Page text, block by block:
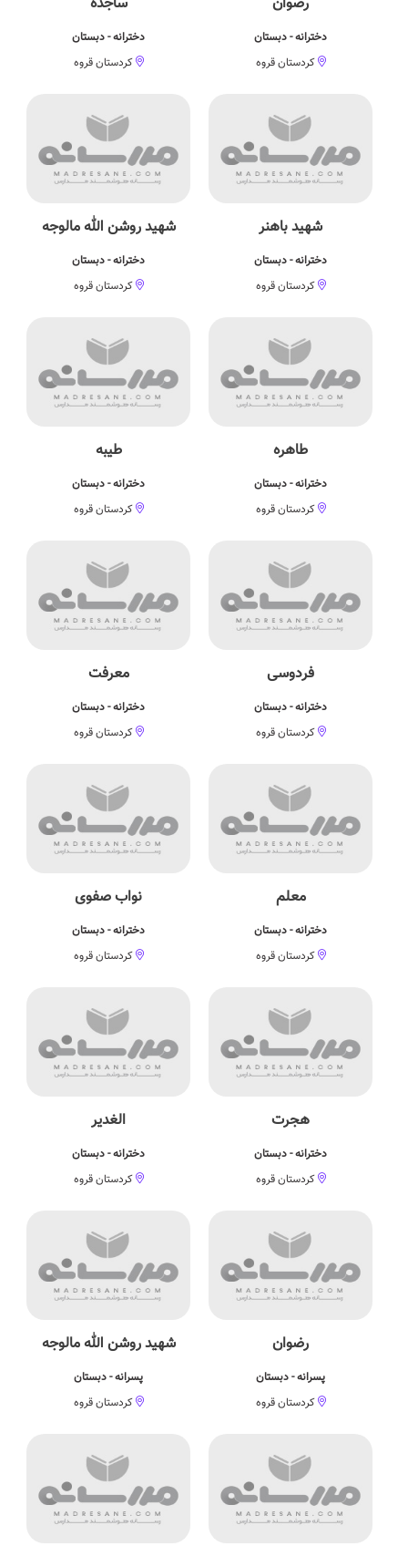
دخترانه - دبستان
کردستان قروه
دخترانه - دبستان
کردستان قروه
شهید باهنر
دخترانه - دبستان
کردستان قروه
شهید روشن الله مالوجه
دخترانه - دبستان
کردستان قروه
طاهره
دخترانه - دبستان
کردستان قروه
طیبه
دخترانه - دبستان
کردستان قروه
فردوسی
دخترانه - دبستان
کردستان قروه
معرفت
دخترانه - دبستان
کردستان قروه
معلم
دخترانه - دبستان
کردستان قروه
نواب صفوی
دخترانه - دبستان
کردستان قروه
هجرت
دخترانه - دبستان
کردستان قروه
الغدیر
دخترانه - دبستان
کردستان قروه
رضوان
پسرانه - دبستان
کردستان قروه
شهید روشن الله مالوجه
پسرانه - دبستان
کردستان قروه